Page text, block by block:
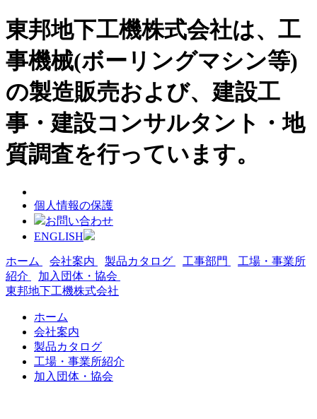
東邦地下工機株式会社は、工
事機械(ボーリングマシン等)
の製造販売および、建設工
事・建設コンサルタント・地
質調査を行っています。
個人情報の保護
お問い合わせ
ENGLISH
ホーム 会社案内 製品カタログ 工事部門
工場・事業所
紹介
加入団体・協会
東邦地下工機株式会社
ホーム
会社案内
製品カタログ
工場・事業所紹介
加入団体・協会